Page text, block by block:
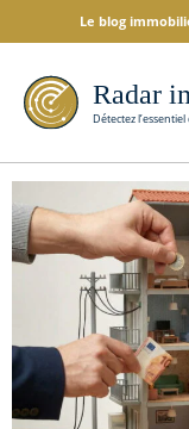
Le blog